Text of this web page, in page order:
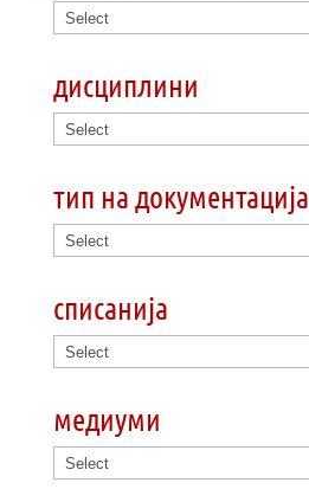
дисциплини
тип на документација
списанија
медиуми